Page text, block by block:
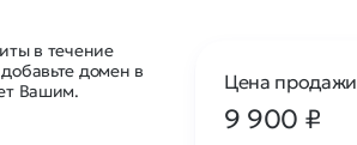
в течение
домен в
Вашим.
Цена продажи
9 900 ₽